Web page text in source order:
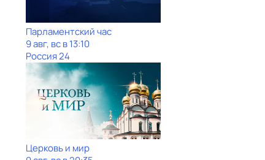
Парламентский час
9 авг, вс в 13:10
Россия 24
Церковь и мир